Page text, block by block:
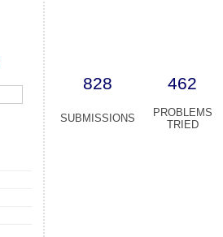
828 462
SUBMISSIONS
PROBLEMS
TRIED